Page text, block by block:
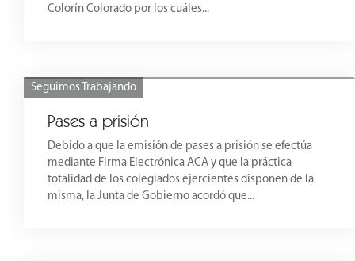
Colorín Colorado por los cuáles...
Seguimos Trabajando
Pases a prisión
Debido a que la emisión de pases a prisión se efectúa
mediante Firma Electrónica ACA y que la práctica
totalidad de los colegiados ejercientes disponen de la
misma, la Junta de Gobierno acordó que...